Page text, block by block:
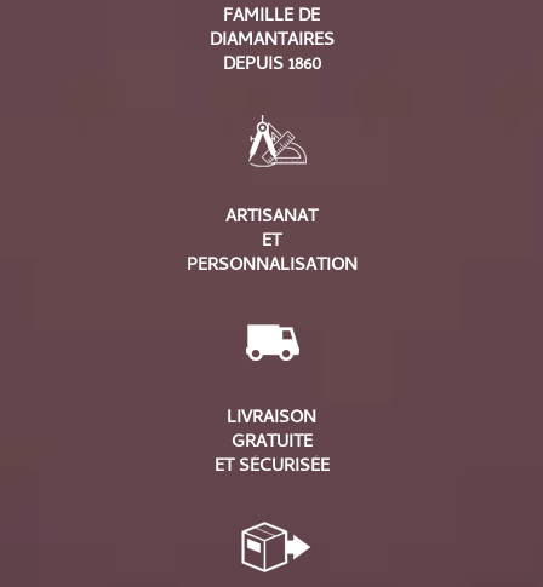
FAMILLE DE
DIAMANTAIRES
DEPUIS 1860
ARTISANAT
ET
PERSONNALISATION
LIVRAISON
GRATUITE
ET SÉCURISÉE